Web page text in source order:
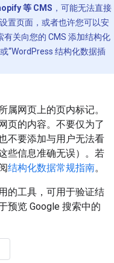
等 CMS ，可能无法直接
置页面，或者也许您可以安
关向您的 CMS 添加结构化
“WordPress 结构化数据插
属网页上的页内标记。
页的内容。不要仅为了
不要添加与用户无法看
些信息准确无误）。若
结构化数据常规指南。
的工具，可用于验证结
预览 Google 搜索中的